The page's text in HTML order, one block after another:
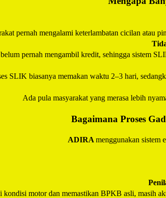
pernah mengalami keterlambatan cicilan atau
pernah mengambil kredit, sehingga sistem
SLIK biasanya memakan waktu 2–3 hari,
Ada pula masyarakat yang merasa lebih
Bagaimana Proses
ADIRAmenggunakan sistem
kondisi motor dan memastikan BPKB asli, masih